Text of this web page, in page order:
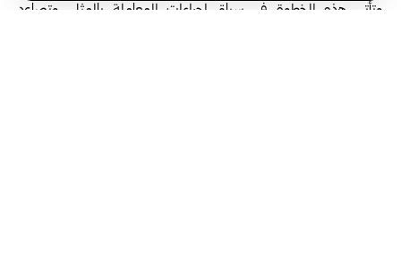
وتأتي هذه الخطوة في سياق إجراءات المعاملة بالمثل، وتصاعد